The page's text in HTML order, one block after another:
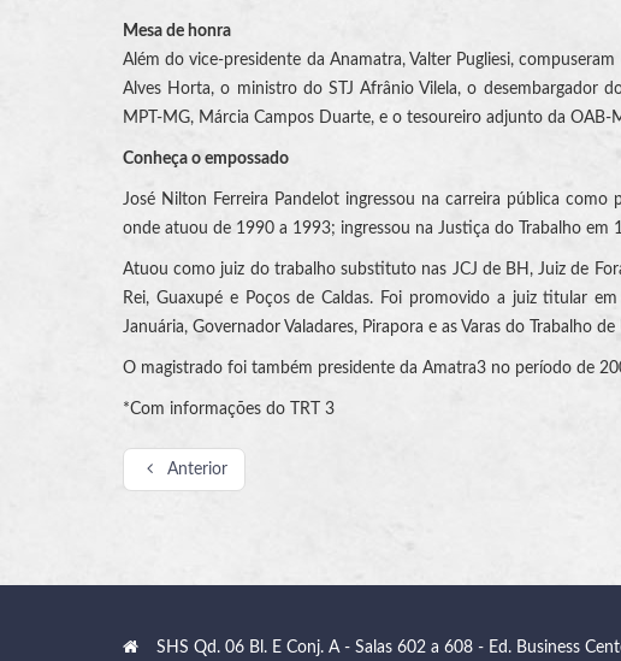
Mesa de honra
Além do vice-presidente da Anamatra, Valter Pugliesi,
Alves Horta, o ministro do STJ Afrânio Vilela, o desembargador
MPT-MG, Márcia Campos Duarte, e o tesoureiro adjunto da OAB-
Conheça o empossado
José Nilton Ferreira Pandelot ingressou na carreira pública
onde atuou de 1990 a 1993; ingressou na Justiça do Trabalho
Atuou como juiz do trabalho substituto nas JCJ de BH, Juiz de
Rei, Guaxupé e Poços de Caldas. Foi promovido a juiz titular
Januária, Governador Valadares, Pirapora e as Varas do Trabalho
O magistrado foi também presidente da Amatra3 no período de
*Com informações do TRT 3
Anterior
SHS Qd. 06 Bl. E Conj. A - Salas 602 a 608 - Ed. Business